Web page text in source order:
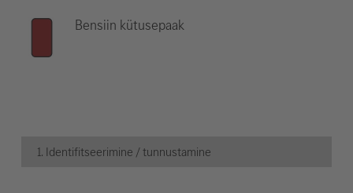
Bensiin kütusepaak
1. Identifitseerimine / tunnustamine